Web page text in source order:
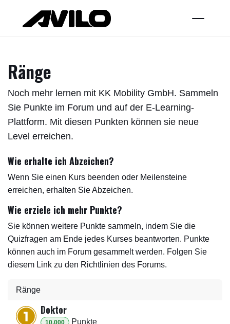
Ränge
Noch mehr lernen mit KK Mobility GmbH. Sammeln
Sie Punkte im Forum und auf der E-Learning-
Plattform. Mit diesen Punkten können sie neue
Level erreichen.
Wie erhalte ich Abzeichen?
Wenn Sie einen Kurs beenden oder Meilensteine
erreichen, erhalten Sie Abzeichen.
Wie erziele ich mehr Punkte?
Sie können weitere Punkte sammeln, indem Sie die
Quizfragen am Ende jedes Kurses beantworten. Punkte
können auch im Forum gesammelt werden. Folgen Sie
diesem Link zu den Richtlinien des Forums.
Ränge
Doktor
10.000 Punkte